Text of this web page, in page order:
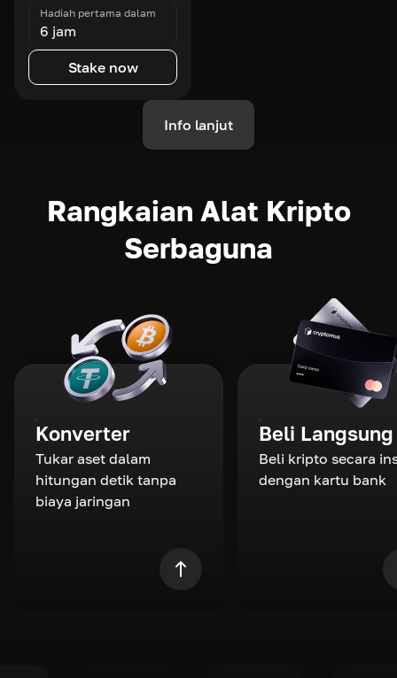
Hadiah pertama dalam
6 jam
Stake now
Info lanjut
Rangkaian Alat Kripto
Serbaguna
Konverter
Tukar aset dalam
hitungan detik tanpa
biaya jaringan
Beli Langsung
Beli kripto secara
dengan kartu bank